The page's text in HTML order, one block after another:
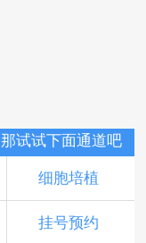
那试试下面通道吧
细胞培植
挂号预约